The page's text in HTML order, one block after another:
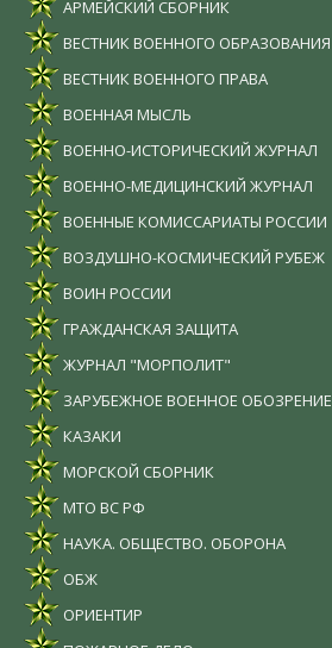
АРМЕЙСКИЙ СБОРНИК
ВЕСТНИК ВОЕННОГО ОБРАЗОВАНИЯ
ВЕСТНИК ВОЕННОГО ПРАВА
ВОЕННАЯ МЫСЛЬ
ВОЕННО-ИСТОРИЧЕСКИЙ ЖУРНАЛ
ВОЕННО-МЕДИЦИНСКИЙ ЖУРНАЛ
ВОЕННЫЕ КОМИССАРИАТЫ РОССИИ
ВОЗДУШНО-КОСМИЧЕСКИЙ РУБЕЖ
ВОИН РОССИИ
ГРАЖДАНСКАЯ ЗАЩИТА
ЖУРНАЛ "МОРПОЛИТ"
ЗАРУБЕЖНОЕ ВОЕННОЕ ОБОЗРЕНИЕ
КАЗАКИ
МОРСКОЙ СБОРНИК
МТО ВС РФ
НАУКА. ОБЩЕСТВО. ОБОРОНА
ОБЖ
ОРИЕНТИР